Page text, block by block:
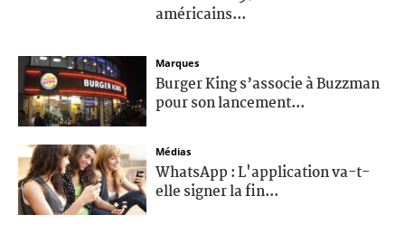
américains...
Marques
Burger King s’associe à Buzzman
pour son lancement...
Médias
WhatsApp : L'application va-t-
elle signer la fin...